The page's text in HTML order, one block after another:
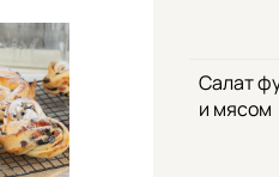
Салат
и мясом